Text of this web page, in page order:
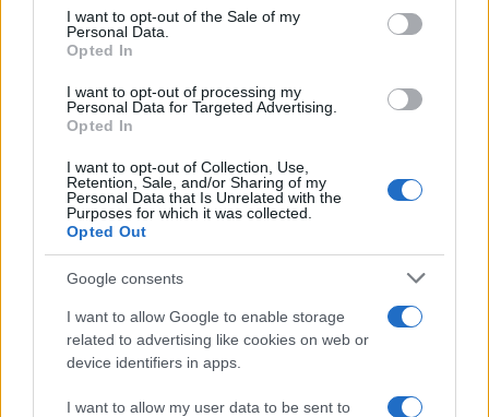
I want to opt-out of the Sale of my
Personal Data.
Opted In
I want to opt-out of processing my
Personal Data for Targeted Advertising.
Opted In
I want to opt-out of Collection, Use,
Retention, Sale, and/or Sharing of my
Personal Data that Is Unrelated with the
Purposes for which it was collected.
Opted Out
Google consents
I want to allow Google to enable storage
related to advertising like cookies on web or
device identifiers in apps.
I want to allow my user data to be sent to
kočnica u slučaju kvara glavne (nožne) kočnice.
Ako bilo koji od ta dva sistema ne radi, vozilo neće
moći proći tehnički pregled.
#Ručna kočnica